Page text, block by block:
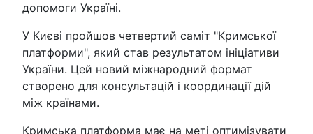
допомоги Україні.
У Києві пройшов четвертий саміт "Кримської
платформи", який став результатом ініціативи
України. Цей новий міжнародний формат
створено для консультацій і координації дій
між країнами.
Кримська платформа має на меті оптимізувати